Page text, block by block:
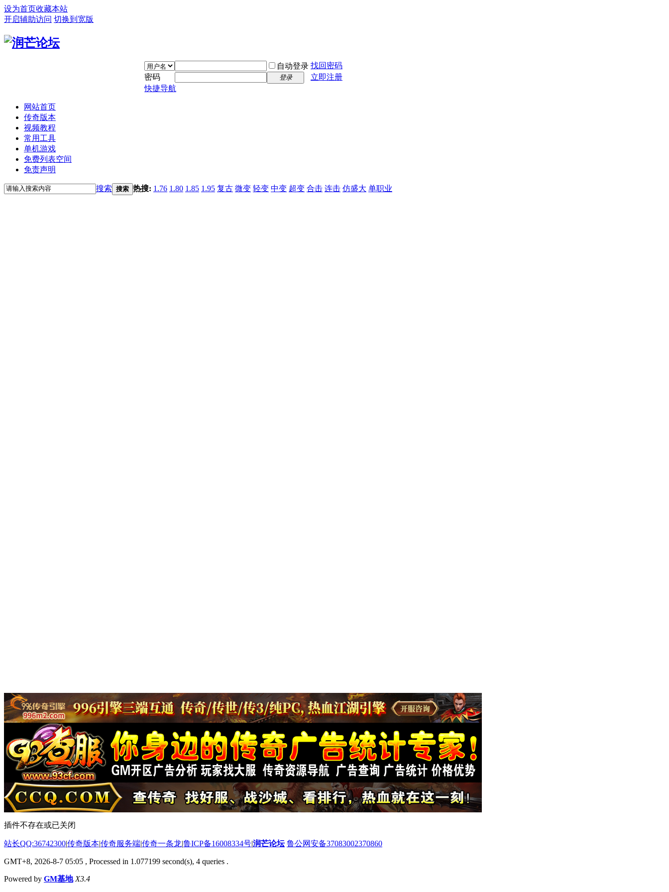
设为首页收藏本站
开启辅助访问 切换到宽版
自动登录 找回密码
密码
登录
立即注册
快捷导航
网站首页
传奇版本
视频教程
常用工具
单机游戏
免费列表空间
免责声明
搜索 搜索 热搜: 1.76 1.80 1.85 1.95 复古 微变 轻变 中变 超变 合击 连击 仿盛大 单职业
插件不存在或已关闭
站长QQ:36742300|传奇版本|传奇服务端|传奇一条龙|鲁ICP备16008334号|润芒论坛 鲁公网安备37083002370860
GMT+8, 2026-8-7 05:05 , Processed in 1.077199 second(s), 4 queries .
Powered by GM基地 X3.4